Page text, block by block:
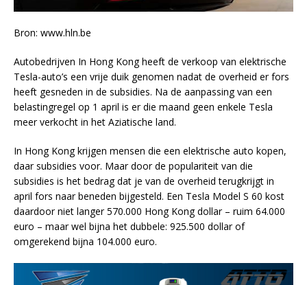
Bron: www.hln.be
Autobedrijven In Hong Kong heeft de verkoop van elektrische
Tesla-auto’s een vrije duik genomen nadat de overheid er fors
heeft gesneden in de subsidies. Na de aanpassing van een
belastingregel op 1 april is er die maand geen enkele Tesla
meer verkocht in het Aziatische land.
In Hong Kong krijgen mensen die een elektrische auto kopen,
daar subsidies voor. Maar door de populariteit van die
subsidies is het bedrag dat je van de overheid terugkrijgt in
april fors naar beneden bijgesteld. Een Tesla Model S 60 kost
daardoor niet langer 570.000 Hong Kong dollar – ruim 64.000
euro – maar wel bijna het dubbele: 925.500 dollar of
omgerekend bijna 104.000 euro.